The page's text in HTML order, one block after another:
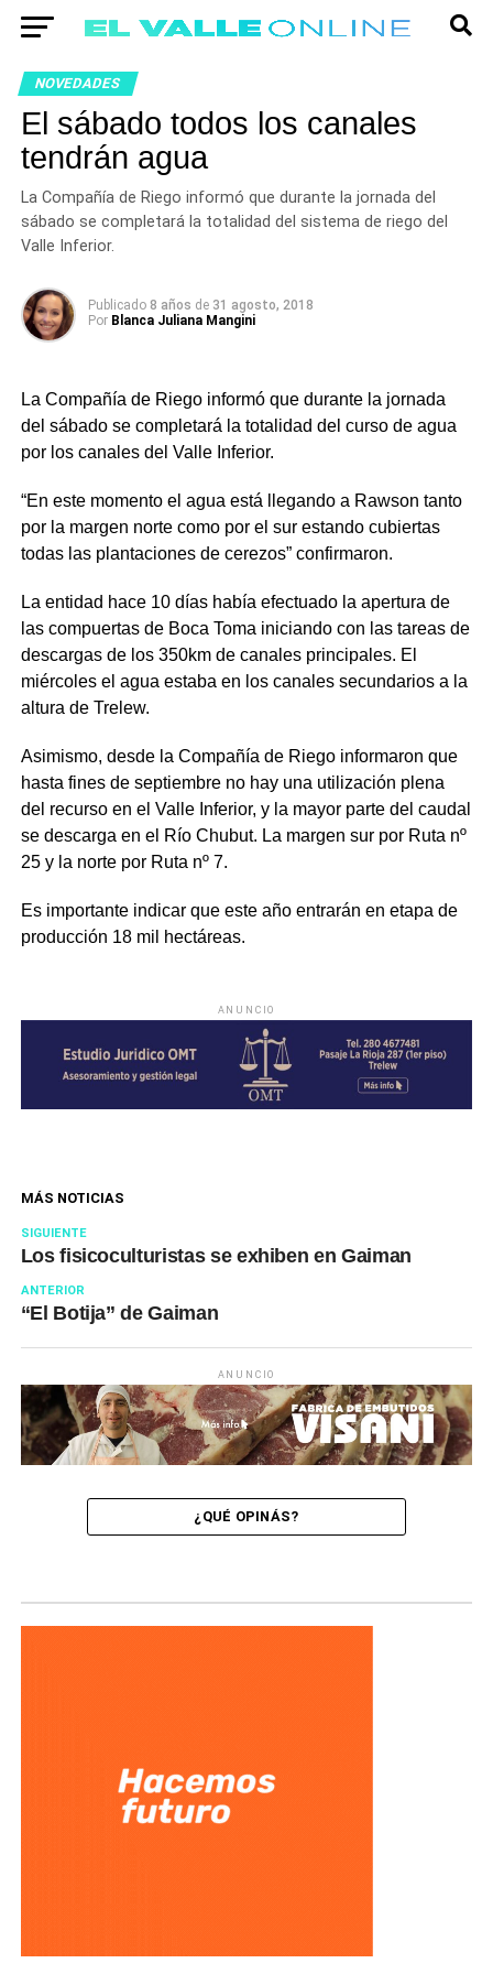
NOVEDADES
El sábado todos los canales
tendrán agua
La Compañía de Riego informó que durante la jornada del
sábado se completará la totalidad del sistema de riego del
Valle Inferior.
Publicado 8 años de 31 agosto, 2018
Por Blanca Juliana Mangini
La Compañía de Riego informó que durante la jornada
del sábado se completará la totalidad del curso de agua
por los canales del Valle Inferior.
“En este momento el agua está llegando a Rawson tanto
por la margen norte como por el sur estando cubiertas
todas las plantaciones de cerezos” confirmaron.
La entidad hace 10 días había efectuado la apertura de
las compuertas de Boca Toma iniciando con las tareas de
descargas de los 350km de canales principales. El
miércoles el agua estaba en los canales secundarios a la
altura de Trelew.
Asimismo, desde la Compañía de Riego informaron que
hasta fines de septiembre no hay una utilización plena
del recurso en el Valle Inferior, y la mayor parte del caudal
se descarga en el Río Chubut. La margen sur por Ruta nº
25 y la norte por Ruta nº 7.
Es importante indicar que este año entrarán en etapa de
producción 18 mil hectáreas.
ANUNCIO
MÁS NOTICIAS
SIGUIENTE
Los fisicoculturistas se exhiben en Gaiman
ANTERIOR
“El Botija” de Gaiman
ANUNCIO
¿QUÉ OPINÁS?